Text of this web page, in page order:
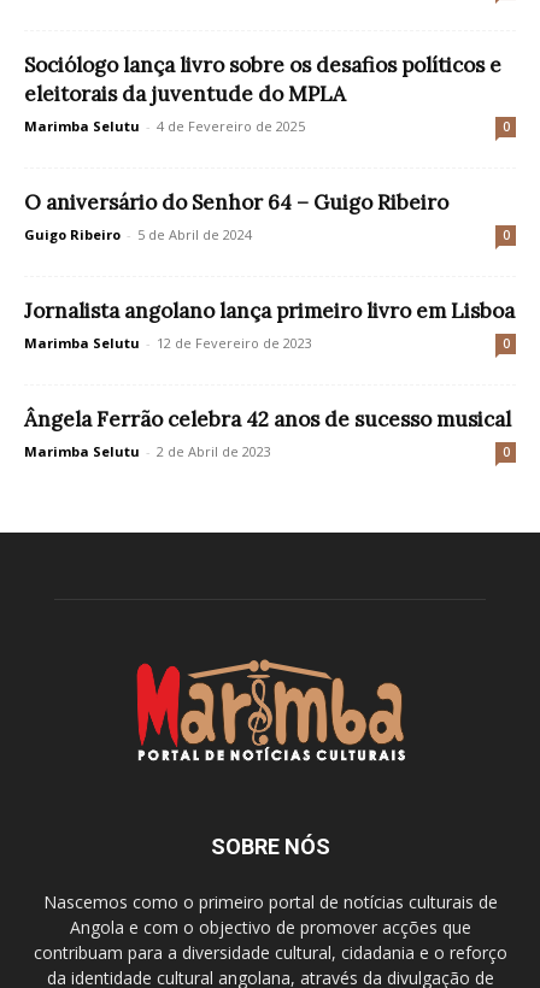
Sociólogo lança livro sobre os desafios políticos e
eleitorais da juventude do MPLA
Marimba Selutu - 4 de Fevereiro de 2025 0
O aniversário do Senhor 64 – Guigo Ribeiro
Guigo Ribeiro - 5 de Abril de 2024 0
Jornalista angolano lança primeiro livro em Lisboa
Marimba Selutu - 12 de Fevereiro de 2023 0
Ângela Ferrão celebra 42 anos de sucesso musical
Marimba Selutu - 2 de Abril de 2023 0
SOBRE NÓS
Nascemos como o primeiro portal de notícias culturais de
Angola e com o objectivo de promover acções que
contribuam para a diversidade cultural, cidadania e o reforço
da identidade cultural angolana, através da divulgação de